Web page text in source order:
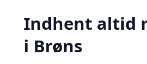
Indhent altid
i Brøns